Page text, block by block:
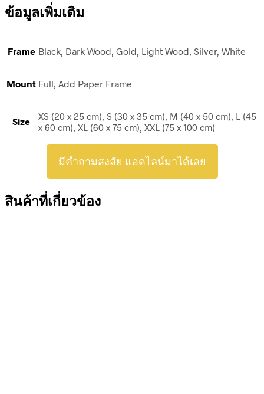
ข้อมูลเพิ่มเติม
Frame Black, Dark Wood, Gold, Light Wood, Silver, White
Mount Full, Add Paper Frame
Size
XS (20 x 25 cm), S (30 x 35 cm), M (40 x 50 cm), L (45
x 60 cm), XL (60 x 75 cm), XXL (75 x 100 cm)
มีคำถามสงสัย แอดไลน์มาได้เลย
สินค้าที่เกี่ยวข้อง